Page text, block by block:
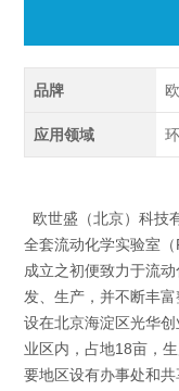
品牌
应用领域
欧世盛（北京）科技
全套流动化学实验室
成立之初便致力于流
发、生产，并不断丰
设在北京海淀区光华
业区内，占地18亩，
要地区设有办事处和